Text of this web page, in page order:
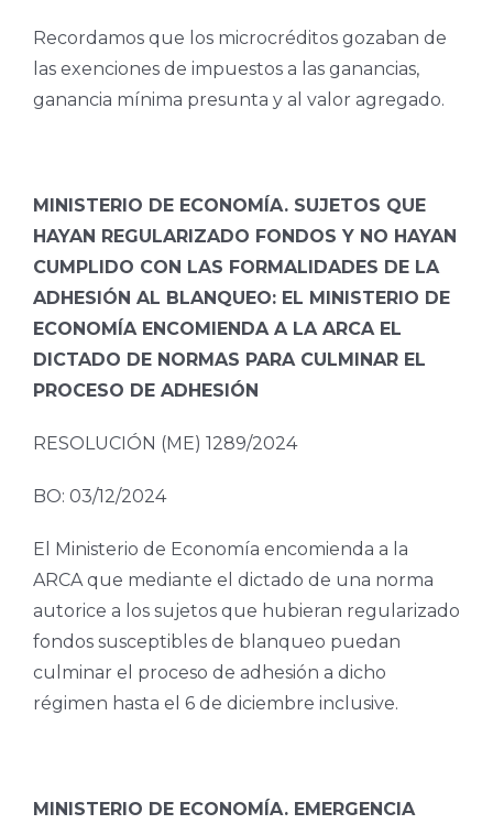
Recordamos que los microcréditos gozaban de
las exenciones de impuestos a las ganancias,
ganancia mínima presunta y al valor agregado.
MINISTERIO DE ECONOMÍA. SUJETOS QUE
HAYAN REGULARIZADO FONDOS Y NO HAYAN
CUMPLIDO CON LAS FORMALIDADES DE LA
ADHESIÓN AL BLANQUEO: EL MINISTERIO DE
ECONOMÍA ENCOMIENDA A LA ARCA EL
DICTADO DE NORMAS PARA CULMINAR EL
PROCESO DE ADHESIÓN
RESOLUCIÓN (ME) 1289/2024
BO: 03/12/2024
El Ministerio de Economía encomienda a la
ARCA que mediante el dictado de una norma
autorice a los sujetos que hubieran regularizado
fondos susceptibles de blanqueo puedan
culminar el proceso de adhesión a dicho
régimen hasta el 6 de diciembre inclusive.
MINISTERIO DE ECONOMÍA. EMERGENCIA